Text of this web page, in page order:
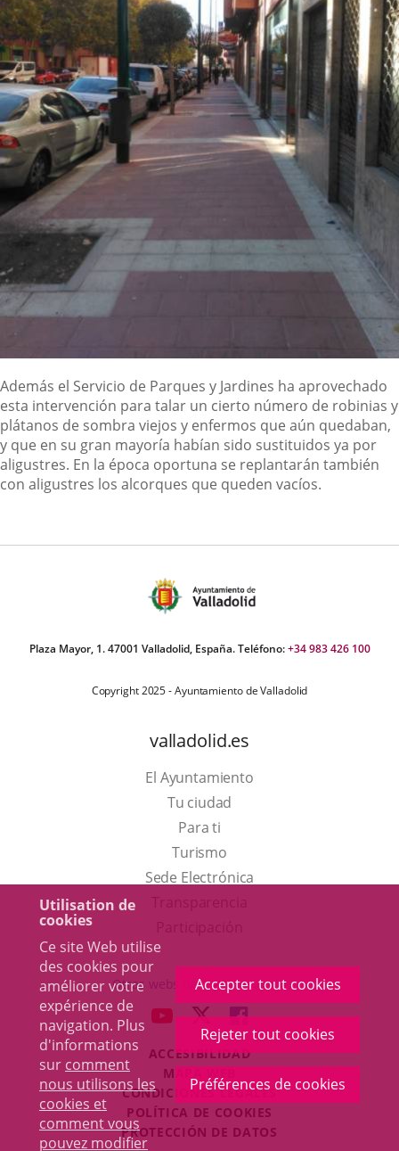
Utilisation de
cookies
Ce site Web utilise
des cookies pour
améliorer votre
expérience de
navigation. Plus
d'informations
sur comment
nous utilisons les
cookies et
comment vous
pouvez modifier
Accepter tout cookies
Rejeter tout cookies
Préférences de cookies
Además el Servicio de Parques y Jardines ha aprovechado
esta intervención para talar un cierto número de robinias y
plátanos de sombra viejos y enfermos que aún quedaban,
y que en su gran mayoría habían sido sustituidos ya por
aligustres. En la época oportuna se replantarán también
con aligustres los alcorques que queden vacíos.
Plaza Mayor, 1. 47001 Valladolid, España. Teléfono:+34 983 426 100
Copyright 2025 - Ayuntamiento de Valladolid
valladolid.es
El Ayuntamiento
Tu ciudad
Para ti
TurismoEste
enlace
una
ventana
nueva.
Sede Electrónica
externa.
Otras webs del ayuntamiento
ENLACE
UNA
APLICACIÓN
EXTERNA.
ENLACE
A
UNA
APLICACIÓN
EXTERNA.
ENLACE
A
UNA
APLICACIÓN
EXTERNA.
ACCESIBILIDAD
MAPA WEB
CONDICIONES LEGALES
POLÍTICA DE COOKIES
PROTECCIÓN DE DATOS